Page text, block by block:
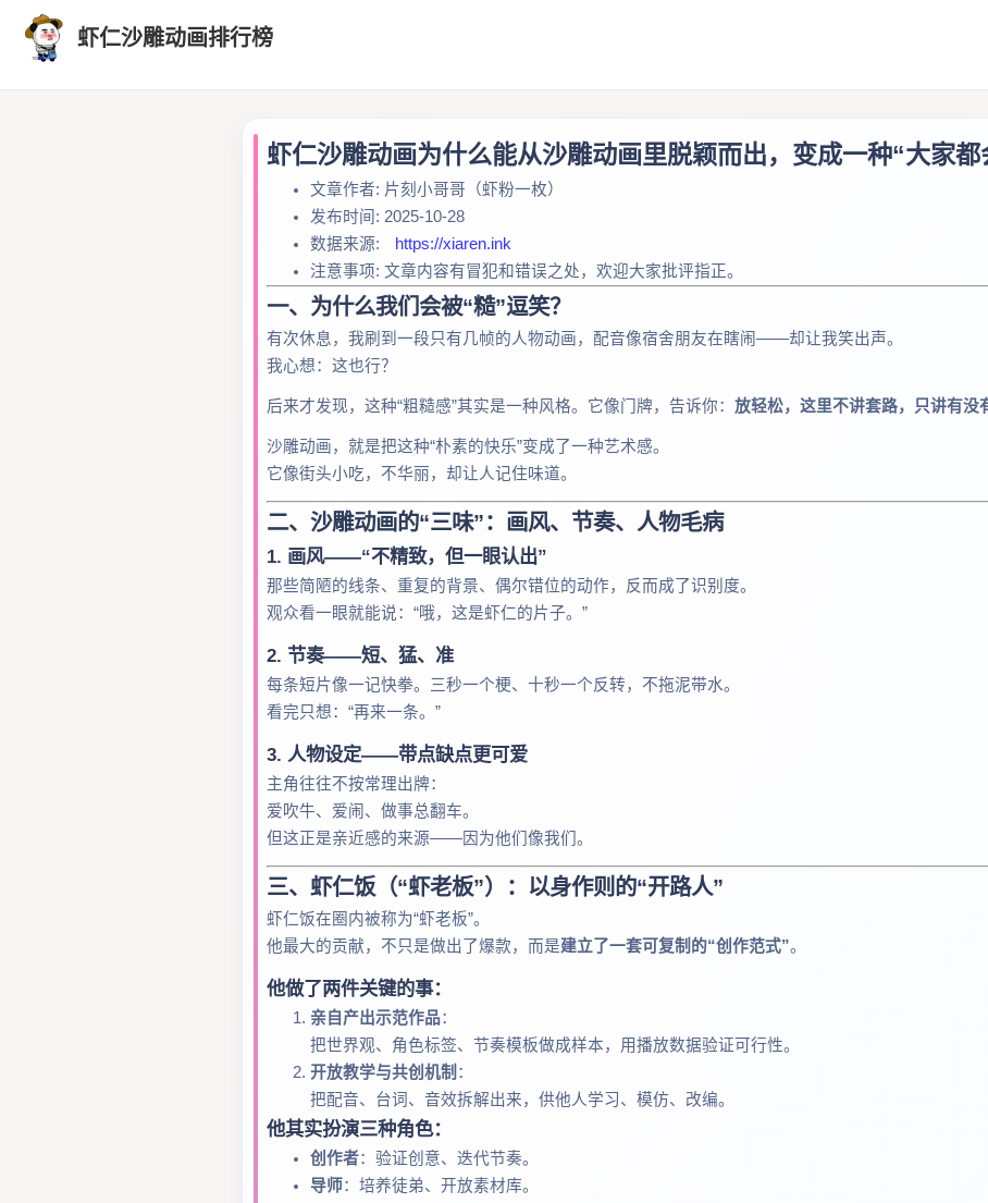
虾仁沙雕动画排行榜
虾仁沙雕动画为什么能从沙雕动画里脱颖而出，变成一种“大家
文章作者: 片刻小哥哥（虾粉一枚）
发布时间: 2025-10-28
数据来源:
https://xiaren.ink
注意事项: 文章内容有冒犯和错误之处，欢迎大家批评指正。
一、为什么我们会被“糙”逗笑？
有次休息，我刷到一段只有几帧的人物动画，配音像宿舍朋友在瞎闹——却让我笑出声。
我心想：这也行？
后来才发现，这种“粗糙感”其实是一种风格。它像门牌，告诉你： 放轻松，这里不讲套路，只讲有没
沙雕动画，就是把这种“朴素的快乐”变成了一种艺术感。
它像街头小吃，不华丽，却让人记住味道。
二、沙雕动画的“三味”：画风、节奏、人物毛病
1. 画风——“不精致，但一眼认出”
那些简陋的线条、重复的背景、偶尔错位的动作，反而成了识别度。
观众看一眼就能说：“哦，这是虾仁的片子。”
2. 节奏——短、猛、准
每条短片像一记快拳。三秒一个梗、十秒一个反转，不拖泥带水。
看完只想：“再来一条。”
3. 人物设定——带点缺点更可爱
主角往往不按常理出牌：
爱吹牛、爱闹、做事总翻车。
但这正是亲近感的来源——因为他们像我们。
三、虾仁饭（“虾老板”）：以身作则的“开路人”
虾仁饭在圈内被称为“虾老板”。
他最大的贡献，不只是做出了爆款，而是建立了一套可复制的“创作范式”。
他做了两件关键的事：
亲自产出示范作品：
把世界观、角色标签、节奏模板做成样本，用播放数据验证可行性。
开放教学与共创机制 ：
把配音、台词、音效拆解出来，供他人学习、模仿、改编。
他其实扮演三种角色：
创作者：验证创意、迭代节奏。
导师：培养徒弟、开放素材库。